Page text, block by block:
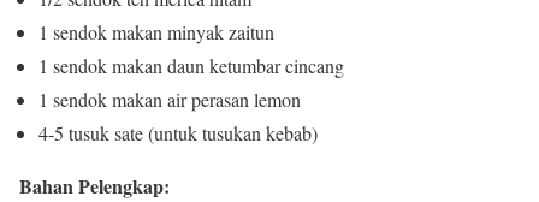
1 sendok makan minyak zaitun
1 sendok makan daun ketumbar cincang
1 sendok makan air perasan lemon
4-5 tusuk sate (untuk tusukan kebab)
Bahan Pelengkap: